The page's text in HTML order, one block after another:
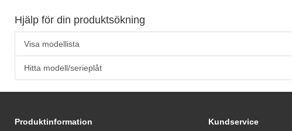
Hjälp för din produktsökning
Visa modellista
Hitta modell/serieplåt
Produktinformation Kundservice